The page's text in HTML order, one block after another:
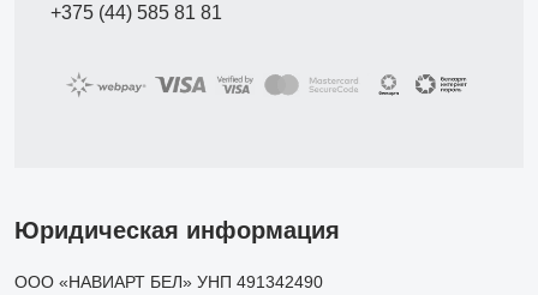
+375 (44) 585 81 81
Юридическая информация
ООО «НАВИАРТ БЕЛ» УНП 491342490